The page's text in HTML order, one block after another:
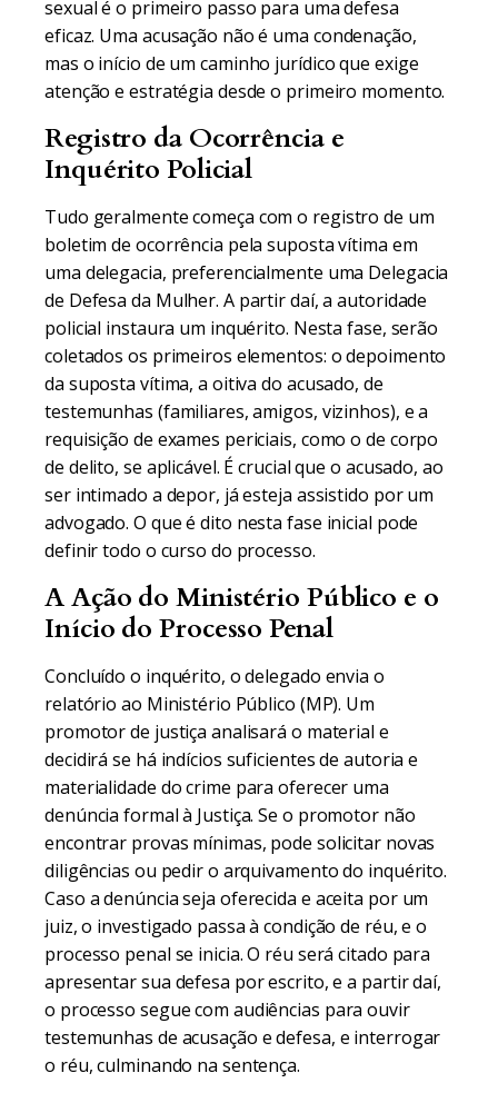
sexual é o primeiro passo para uma defesa
eficaz. Uma acusação não é uma condenação,
mas o início de um caminho jurídico que exige
atenção e estratégia desde o primeiro momento.
Registro da Ocorrência e
Inquérito Policial
Tudo geralmente começa com o registro de um
boletim de ocorrência pela suposta vítima em
uma delegacia, preferencialmente uma Delegacia
de Defesa da Mulher. A partir daí, a autoridade
policial instaura um inquérito. Nesta fase, serão
coletados os primeiros elementos: o depoimento
da suposta vítima, a oitiva do acusado, de
testemunhas (familiares, amigos, vizinhos), e a
requisição de exames periciais, como o de corpo
de delito, se aplicável. É crucial que o acusado, ao
ser intimado a depor, já esteja assistido por um
advogado. O que é dito nesta fase inicial pode
definir todo o curso do processo.
A Ação do Ministério Público e o
Início do Processo Penal
Concluído o inquérito, o delegado envia o
relatório ao Ministério Público (MP). Um
promotor de justiça analisará o material e
decidirá se há indícios suficientes de autoria e
materialidade do crime para oferecer uma
denúncia formal à Justiça. Se o promotor não
encontrar provas mínimas, pode solicitar novas
diligências ou pedir o arquivamento do inquérito.
Caso a denúncia seja oferecida e aceita por um
juiz, o investigado passa à condição de réu, e o
processo penal se inicia. O réu será citado para
apresentar sua defesa por escrito, e a partir daí,
o processo segue com audiências para ouvir
testemunhas de acusação e defesa, e interrogar
o réu, culminando na sentença.